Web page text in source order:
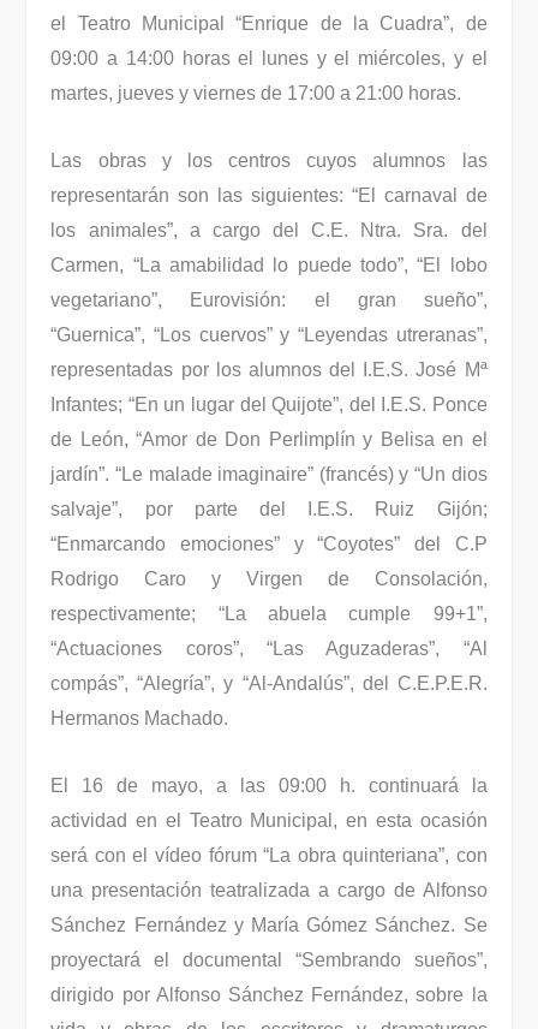
el Teatro Municipal “Enrique de la Cuadra”, de
09:00 a 14:00 horas el lunes y el miércoles, y el
martes, jueves y viernes de 17:00 a 21:00 horas.
Las obras y los centros cuyos alumnos las
representarán son las siguientes: “El carnaval de
los animales”, a cargo del C.E. Ntra. Sra. del
Carmen, “La amabilidad lo puede todo”, “El lobo
vegetariano”, Eurovisión: el gran sueño”,
“Guernica”, “Los cuervos” y “Leyendas utreranas”,
representadas por los alumnos del I.E.S. José Mª
Infantes; “En un lugar del Quijote”, del I.E.S. Ponce
de León, “Amor de Don Perlimplín y Belisa en el
jardín”. “Le malade imaginaire” (francés) y “Un dios
salvaje”, por parte del I.E.S. Ruiz Gijón;
“Enmarcando emociones” y “Coyotes” del C.P
Rodrigo Caro y Virgen de Consolación,
respectivamente; “La abuela cumple 99+1”,
“Actuaciones coros”, “Las Aguzaderas”, “Al
compás”, “Alegría”, y “Al-Andalús”, del C.E.P.E.R.
Hermanos Machado.
El 16 de mayo, a las 09:00 h. continuará la
actividad en el Teatro Municipal, en esta ocasión
será con el vídeo fórum “La obra quinteriana”, con
una presentación teatralizada a cargo de Alfonso
Sánchez Fernández y María Gómez Sánchez. Se
proyectará el documental “Sembrando sueños”,
dirigido por Alfonso Sánchez Fernández, sobre la